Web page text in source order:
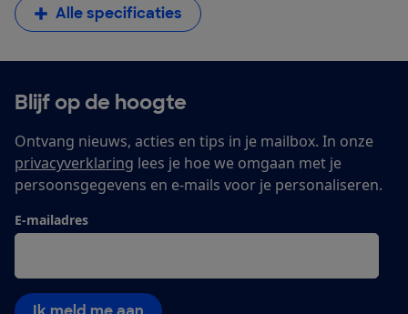
Alle specificaties
Blijf op de hoogte
Ontvang nieuws, acties en tips in je mailbox. In onze
privacyverklaring lees je hoe we omgaan met je
persoonsgegevens en e-mails voor je personaliseren.
E-mailadres